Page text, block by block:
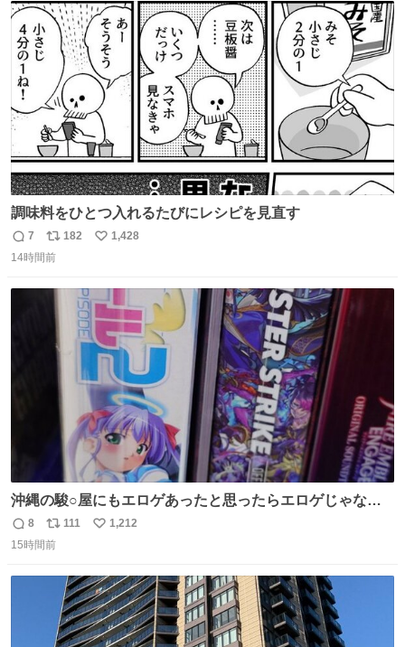
ト
数
調味料をひとつ入れるたびにレシピを見直す
返
信
7
リ
ポ
数
182
い
数
1,428
14時間前
沖縄の駿○屋にもエロゲあったと思ったらエロゲじゃなか
った
返
信
8
リ
ポ
111
い
数
1,212
15時間前